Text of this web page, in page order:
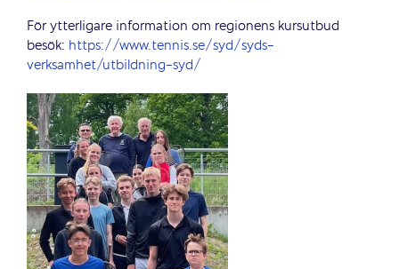
För ytterligare information om regionens kursutbud
besök: https://www.tennis.se/syd/syds-
verksamhet/utbildning-syd/